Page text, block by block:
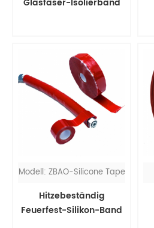
Modell: ZBAO-Silicone Tape
Hitzebeständig
Feuerfest-Silikon-Band